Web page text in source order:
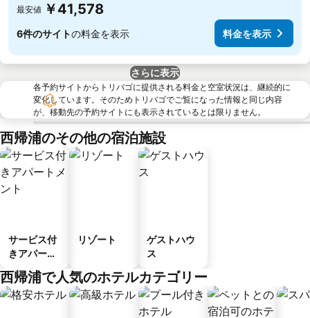
最安値 ￥41,578
6件のサイトの料金を表示 料金を表示
さらに表示
各予約サイトからトリバゴに提供される料金と空室状況は、継続的に
変化しています。そのためトリバゴでご覧になった情報と同じ内容
が、移動先の予約サイトにも表示されているとは限りません。
西帰浦のその他の宿泊施設
サービス付
きアパート
メント
リゾート
ゲストハウ
ス
西帰浦で人気のホテルカテゴリー